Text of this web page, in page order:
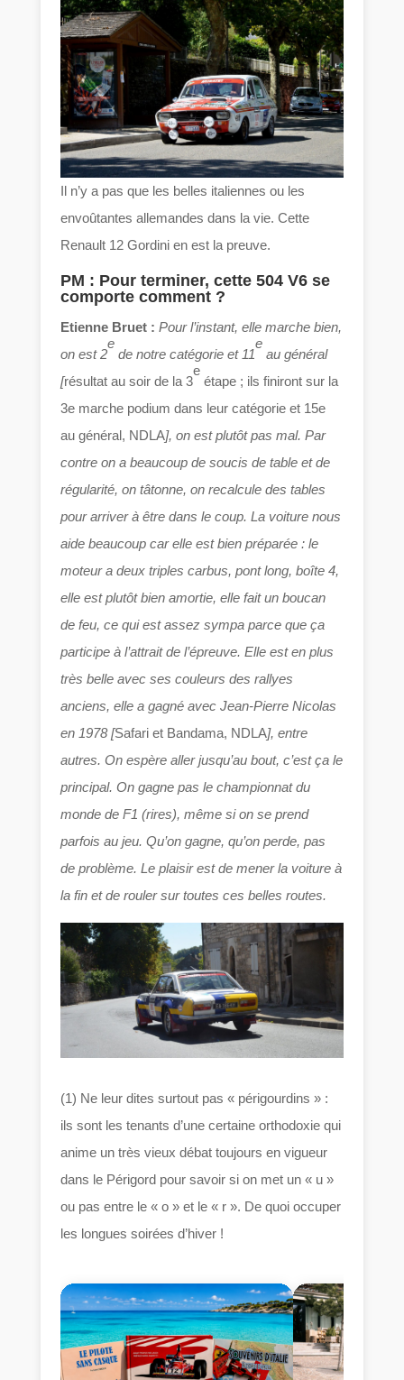
Il n’y a pas que les belles italiennes ou les
envoûtantes allemandes dans la vie. Cette
Renault 12 Gordini en est la preuve.
PM : Pour terminer, cette 504 V6 se
comporte comment ?
Etienne Bruet : Pour l’instant, elle marche bien,
on est 2
e
de notre catégorie et 11
e
au général
[résultat au soir de la 3
e
étape ; ils finiront sur la
3e marche podium dans leur catégorie et 15e
au général, NDLA], on est plutôt pas mal. Par
contre on a beaucoup de soucis de table et de
régularité, on tâtonne, on recalcule des tables
pour arriver à être dans le coup. La voiture nous
aide beaucoup car elle est bien préparée : le
moteur a deux triples carbus, pont long, boîte 4,
elle est plutôt bien amortie, elle fait un boucan
de feu, ce qui est assez sympa parce que ça
participe à l’attrait de l’épreuve. Elle est en plus
très belle avec ses couleurs des rallyes
anciens, elle a gagné avec Jean-Pierre Nicolas
en 1978 [Safari et Bandama, NDLA], entre
autres. On espère aller jusqu’au bout, c’est ça le
principal. On gagne pas le championnat du
monde de F1 (rires), même si on se prend
parfois au jeu. Qu’on gagne, qu’on perde, pas
de problème. Le plaisir est de mener la voiture à
la fin et de rouler sur toutes ces belles routes.
(1) Ne leur dites surtout pas « périgourdins » :
ils sont les tenants d’une certaine orthodoxie qui
anime un très vieux débat toujours en vigueur
dans le Périgord pour savoir si on met un « u »
ou pas entre le « o » et le « r ». De quoi occuper
les longues soirées d’hiver !